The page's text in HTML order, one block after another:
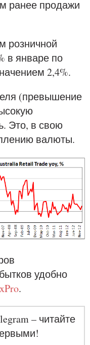
ранее продажи
розничной
в январе по
2,4%.
(превышение
Это, в свою
валюты.
удобно
.
– читайте